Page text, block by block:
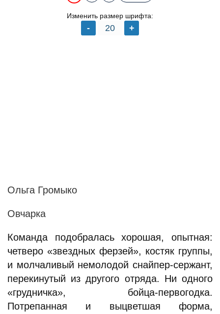
Изменить размер шрифта:
Ольга Громыко
Овчарка
Команда подобралась хорошая, опытная:
четверо «звездных ферзей», костяк группы,
и молчаливый немолодой снайпер-сержант,
перекинутый из другого отряда. Ни одного
«грудничка», бойца-первогодка.
Потрепанная и выцветшая форма,